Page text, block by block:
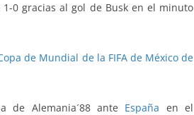
0 gracias al gol de Busk en el minuto
de Mundial de la FIFA de México de
de Alemania´88 ante España en el